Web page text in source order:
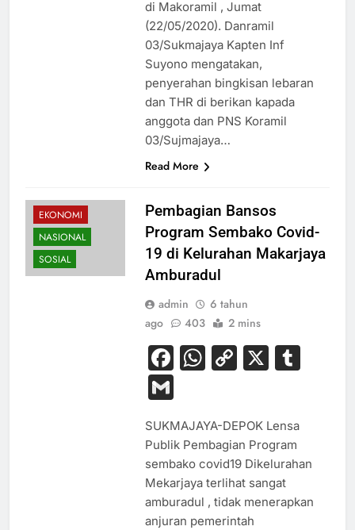
di Makoramil , Jumat
(22/05/2020). Danramil
03/Sukmajaya Kapten Inf
Suyono mengatakan,
penyerahan bingkisan lebaran
dan THR di berikan kapada
anggota dan PNS Koramil
03/Sujmajaya…
Read More
EKONOMI
NASIONAL
SOSIAL
Pembagian Bansos
Program Sembako Covid-
19 di Kelurahan Makarjaya
Amburadul
admin
6 tahun
ago
403 2 mins
Facebook
WhatsApp
Copy
X
Gmail
SUKMAJAYA-DEPOK Lensa
Publik Pembagian Program
sembako covid19 Dikelurahan
Mekarjaya terlihat sangat
amburadul , tidak menerapkan
anjuran pemerintah